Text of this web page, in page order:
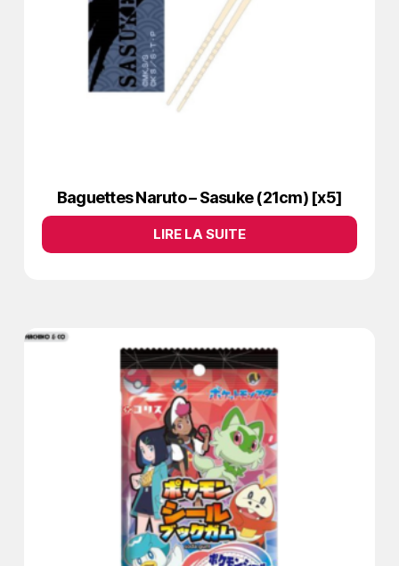
Baguettes Naruto – Sasuke (21cm) [x5]
LIRE LA SUITE